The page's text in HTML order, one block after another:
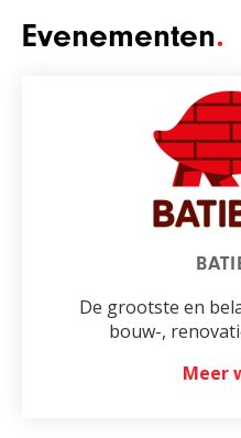
Evenementen
De grootste en
bouw-,
Meer